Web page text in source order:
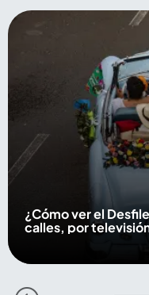
¿Cómo ver el
calles, por